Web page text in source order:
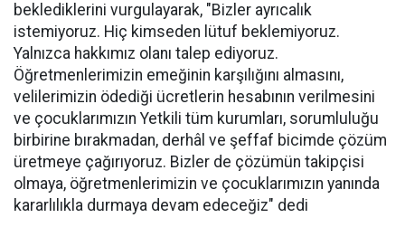
beklediklerini vurgulayarak, "Bizler ayrıcalık
istemiyoruz. Hiç kimseden lütuf beklemiyoruz.
Yalnızca hakkımız olanı talep ediyoruz.
Öğretmenlerimizin emeğinin karşılığını almasını,
velilerimizin ödediği ücretlerin hesabının verilmesini
ve çocuklarımızın Yetkili tüm kurumları, sorumluluğu
birbirine bırakmadan, derhâl ve şeffaf bicimde çözüm
üretmeye çağırıyoruz. Bizler de çözümün takipçisi
olmaya, öğretmenlerimizin ve çocuklarımızın yanında
kararlılıkla durmaya devam edeceğiz" dedi